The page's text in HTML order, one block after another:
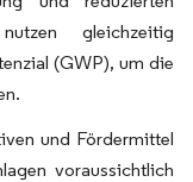
gleichzeitig
(GWP), um die
und Fördermittel
voraussichtlich